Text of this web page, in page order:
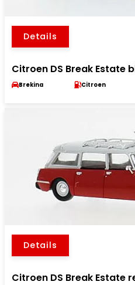
Details
Citroen DS Break Estate
Brekina Citroen
Details
Citroen DS Break Estate